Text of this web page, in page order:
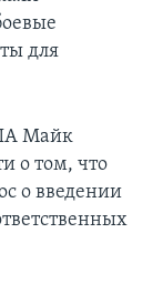
для
Майк
о том, что
о введении